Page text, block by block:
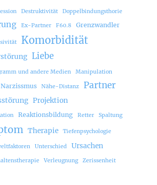
Destruktivität Doppelbindungsthorie
Ex-Partner F60.8 Grenzwandler
Komorbidität
Liebe
und andere Medien Manipulation
Narzissmus Nähe-Distanz Partner
Projektion
Reaktionsbildung Retter Spaltung
Therapie Tiefenpsychologie
Unterschied Ursachen
Verleugnung Zerissenheit